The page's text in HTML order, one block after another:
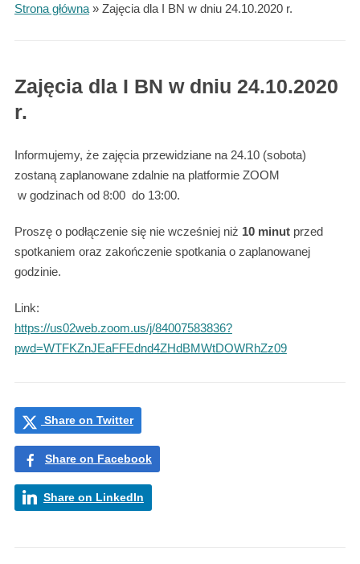
Strona główna» Zajęcia dla I BN w dniu 24.10.2020 r.
Zajęcia dla I BN w dniu 24.10.2020
r.
Informujemy, że zajęcia przewidziane na 24.10 (sobota)
zostaną zaplanowane zdalnie na platformie ZOOM
w godzinach od 8:00 do 13:00.
Proszę o podłączenie się nie wcześniej niż 10 minutprzed
spotkaniem oraz zakończenie spotkania o zaplanowanej
godzinie.
Link:
https://us02web.zoom.us/j/84007583836?
pwd=WTFKZnJEaFFEdnd4ZHdBMWtDOWRhZz09
Share on Twitter
Share on Facebook
Share on LinkedIn